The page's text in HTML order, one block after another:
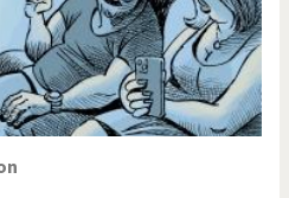
Israël - Palestine
L'Iran tremble
La Corée du Nord: guerre ou